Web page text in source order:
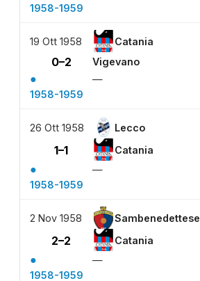
1958-1959
19 Ott 1958 Catania
0–2 Vigevano
●
—
1958-1959
26 Ott 1958 Lecco
1–1 Catania
●
—
1958-1959
2 Nov 1958 Sambenedettese
2–2 Catania
●
—
1958-1959